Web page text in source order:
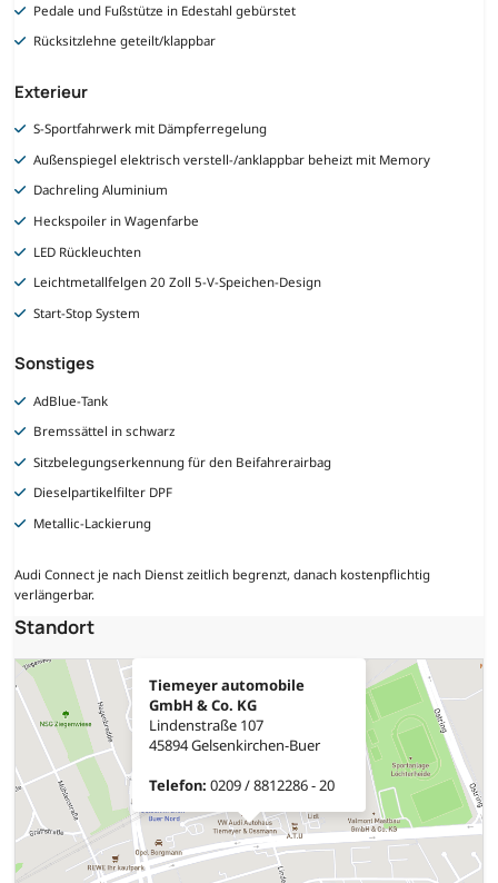
Pedale und Fußstütze in Edestahl gebürstet
Rücksitzlehne geteilt/klappbar
Exterieur
S-Sportfahrwerk mit Dämpferregelung
Außenspiegel elektrisch verstell-/anklappbar beheizt mit Memory
Dachreling Aluminium
Heckspoiler in Wagenfarbe
LED Rückleuchten
Leichtmetallfelgen 20 Zoll 5-V-Speichen-Design
Start-Stop System
Sonstiges
AdBlue-Tank
Bremssättel in schwarz
Sitzbelegungserkennung für den Beifahrerairbag
Dieselpartikelfilter DPF
Metallic-Lackierung
Audi Connect je nach Dienst zeitlich begrenzt, danach kostenpflichtig
verlängerbar.
Standort
Tiemeyer automobile
GmbH & Co. KG
Lindenstraße 107
45894 Gelsenkirchen-Buer
Telefon: 0209 / 8812286 - 20